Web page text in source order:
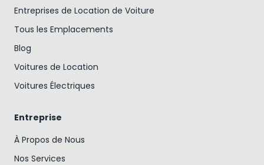
Entreprises de Location de Voiture
Tous les Emplacements
Blog
Voitures de Location
Voitures Électriques
Entreprise
À Propos de Nous
Nos Services